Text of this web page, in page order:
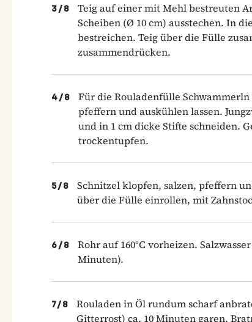
3/8
Teig auf einer mit Mehl bestreuten
Scheiben (Ø 10 cm) ausstechen. In
bestreichen. Teig über die Fülle
zusammendrücken.
4/8
Für die Rouladenfülle
pfeffern und auskühlen lassen.
und in 1 cm dicke Stifte schneiden.
trockentupfen.
5/8
Schnitzel klopfen, salzen, pfeffern
über die Fülle einrollen, mit
6/8
Rohr auf 160°C vorheizen.
Minuten).
7/8
Rouladen in Öl rundum scharf
Gitterrost) ca. 10 Minuten garen.